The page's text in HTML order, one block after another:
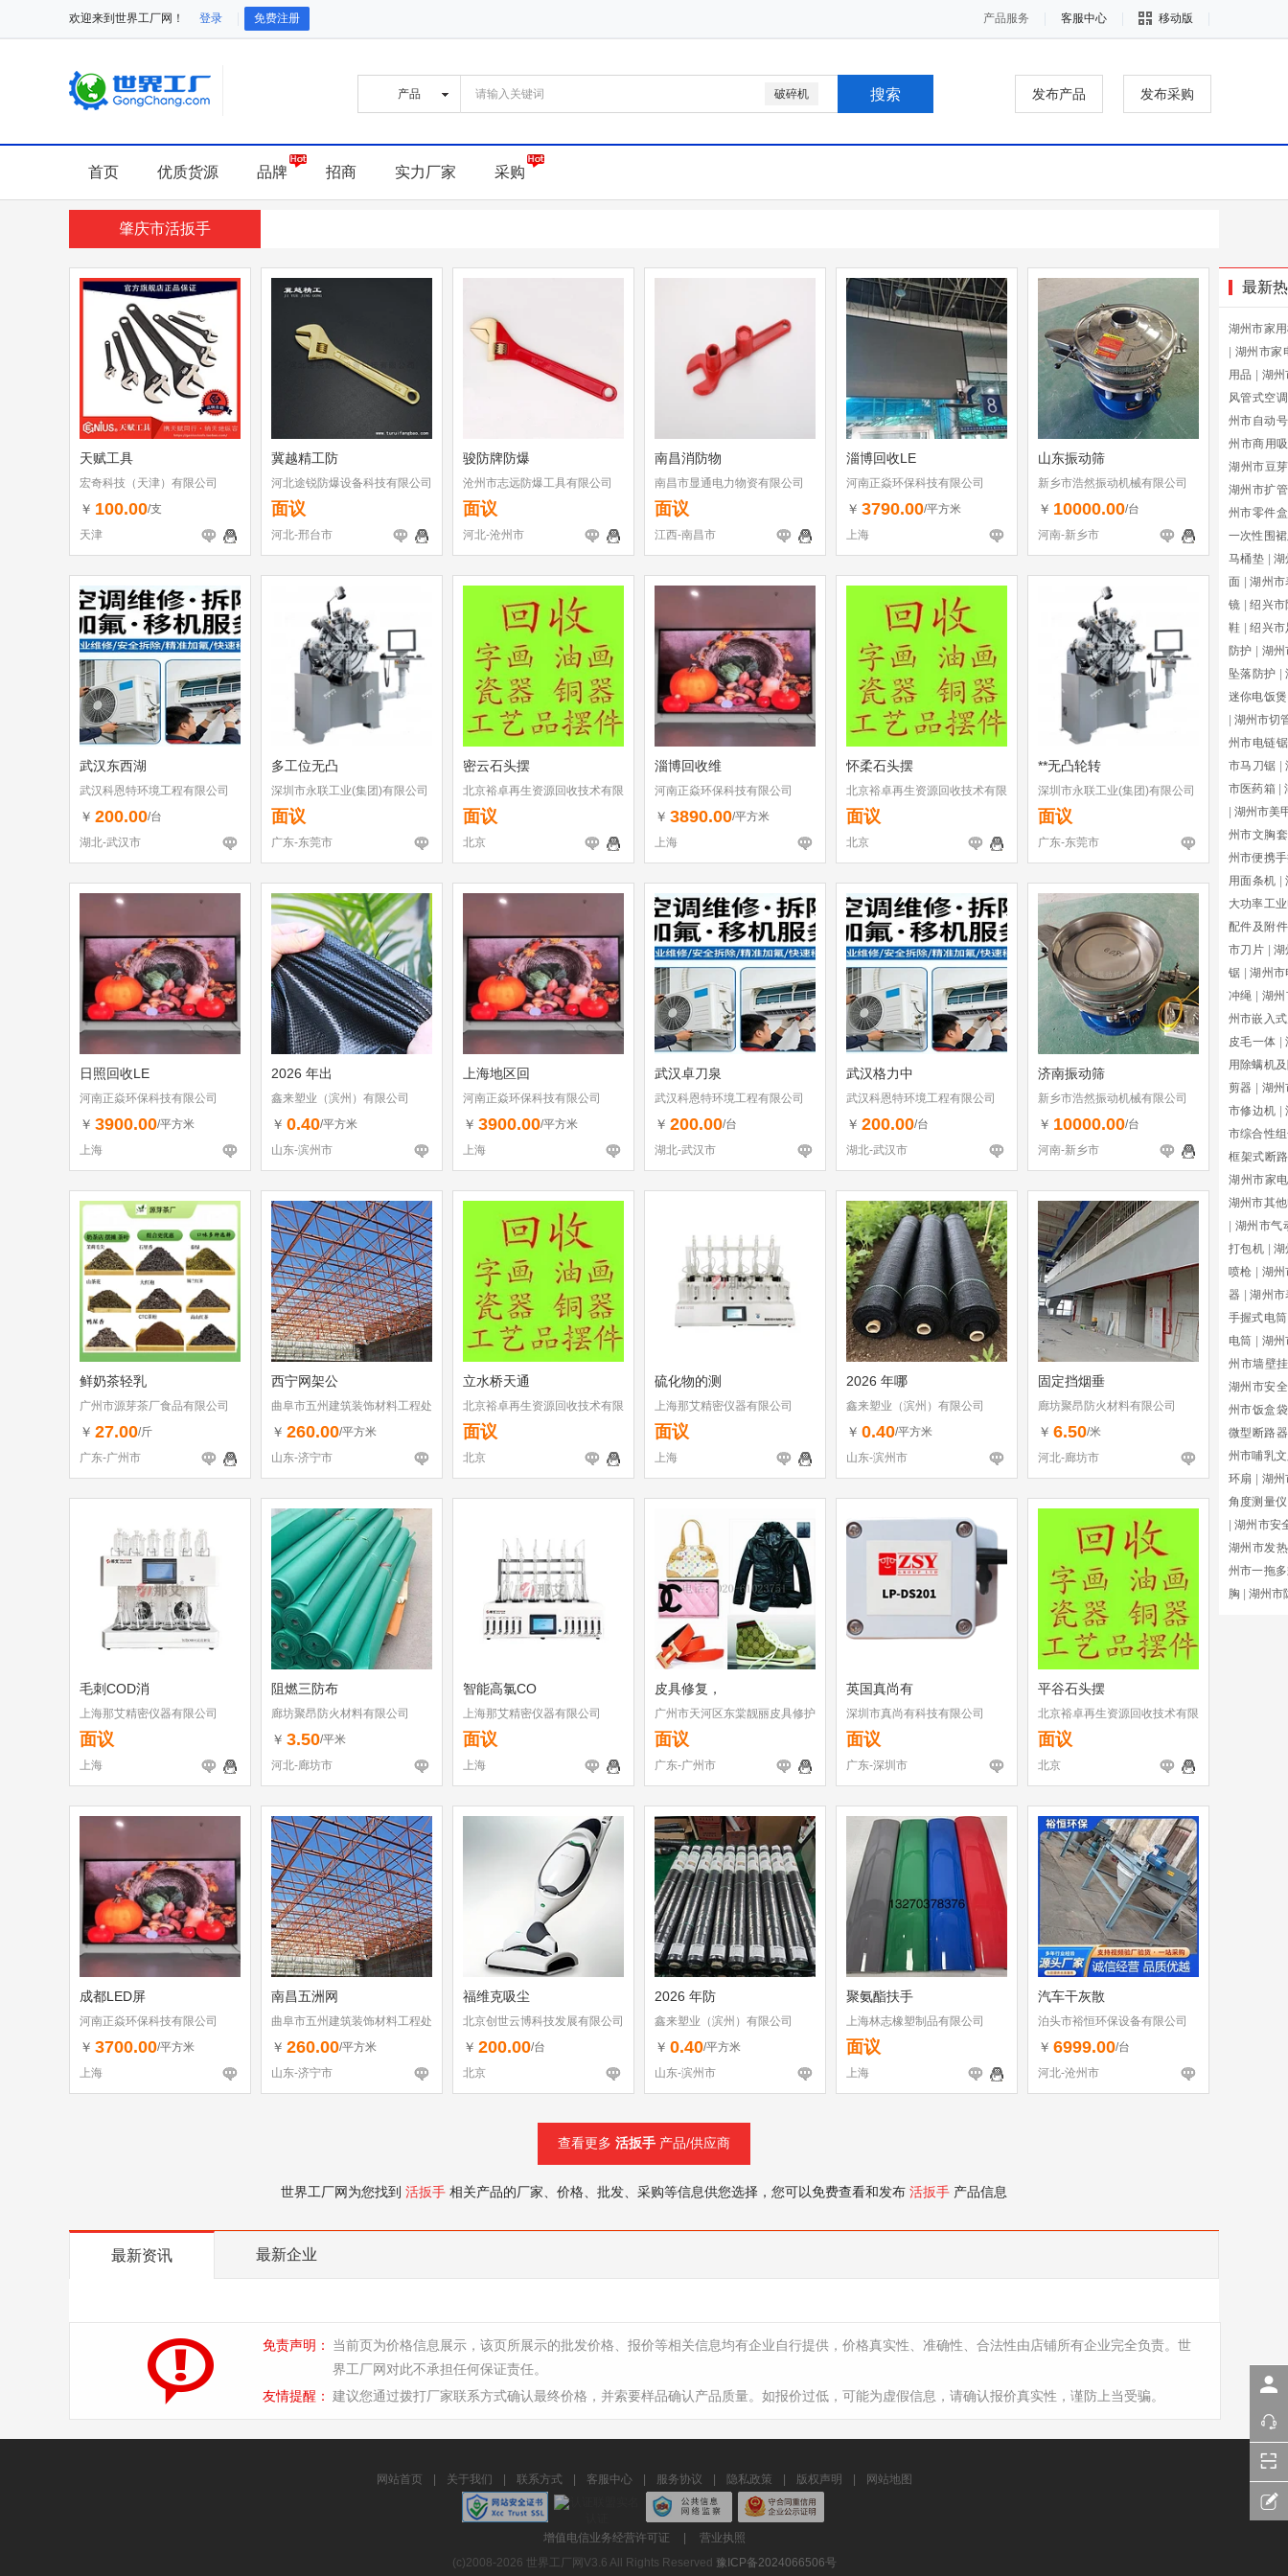
欢迎来到世界工厂网！ 登录 免费注册 产品服务 客服中心 移动版
破碎机 发布产品 发布采购
首页 优质货源 品牌 招商 实力厂家 采购
肇庆市活扳手
天赋工具
宏奇科技（天津）有限公司
￥ 100.00/支
天津
冀越精工防
河北途锐防爆设备科技有限公司
面议
河北-邢台市
骏防牌防爆
沧州市志远防爆工具有限公司
面议
河北-沧州市
南昌消防物
南昌市显通电力物资有限公司
面议
江西-南昌市
淄博回收LE
河南正焱环保科技有限公司
￥ 3790.00/平方米
上海
山东振动筛
新乡市浩然振动机械有限公司
￥ 10000.00/台
河南-新乡市
武汉东西湖
武汉科恩特环境工程有限公司
￥ 200.00/台
湖北-武汉市
多工位无凸
深圳市永联工业(集团)有限公司
东莞分公司
面议
广东-东莞市
密云石头摆
北京裕卓再生资源回收技术有限
公司
面议
北京
淄博回收维
河南正焱环保科技有限公司
￥ 3890.00/平方米
上海
怀柔石头摆
北京裕卓再生资源回收技术有限
公司
面议
北京
**无凸轮转
深圳市永联工业(集团)有限公司
东莞分公司
面议
广东-东莞市
日照回收LE
河南正焱环保科技有限公司
￥ 3900.00/平方米
上海
2026 年出
鑫来塑业（滨州）有限公司
￥ 0.40/平方米
山东-滨州市
上海地区回
河南正焱环保科技有限公司
￥ 3900.00/平方米
上海
武汉卓刀泉
武汉科恩特环境工程有限公司
￥ 200.00/台
湖北-武汉市
武汉格力中
武汉科恩特环境工程有限公司
￥ 200.00/台
湖北-武汉市
济南振动筛
新乡市浩然振动机械有限公司
￥ 10000.00/台
河南-新乡市
鲜奶茶轻乳
广州市源芽茶厂食品有限公司
￥ 27.00/斤
广东-广州市
西宁网架公
曲阜市五州建筑装饰材料工程处
￥ 260.00/平方米
山东-济宁市
立水桥天通
北京裕卓再生资源回收技术有限
公司
面议
北京
硫化物的测
上海那艾精密仪器有限公司
面议
上海
2026 年哪
鑫来塑业（滨州）有限公司
￥ 0.40/平方米
山东-滨州市
固定挡烟垂
廊坊聚昂防火材料有限公司
￥ 6.50/米
河北-廊坊市
毛刺COD消
上海那艾精密仪器有限公司
面议
上海
阻燃三防布
廊坊聚昂防火材料有限公司
￥ 3.50/平米
河北-廊坊市
智能高氯CO
上海那艾精密仪器有限公司
面议
上海
皮具修复，
广州市天河区东棠靓丽皮具修护
店
面议
广东-广州市
英国真尚有
深圳市真尚有科技有限公司
面议
广东-深圳市
平谷石头摆
北京裕卓再生资源回收技术有限
公司
面议
北京
成都LED屏
河南正焱环保科技有限公司
￥ 3700.00/平方米
上海
南昌五洲网
曲阜市五州建筑装饰材料工程处
￥ 260.00/平方米
山东-济宁市
福维克吸尘
北京创世云博科技发展有限公司
￥ 200.00/台
北京
2026 年防
鑫来塑业（滨州）有限公司
￥ 0.40/平方米
山东-滨州市
聚氨酯扶手
上海林志橡塑制品有限公司
面议
上海
汽车干灰散
泊头市裕恒环保设备有限公司
￥ 6999.00/台
河北-沧州市
查看更多 活扳手 产品/供应商
世界工厂网为您找到 活扳手 相关产品的厂家、价格、批发、采购等信息供您选择，您可以免费查看和发布 活扳手 产品信息
最新
湖州市家
湖州市家
用品
湖
风管式空调
州市自动
州市商用
湖州市豆
湖州市扩
州市零件盒
一次性围
马桶垫
湖
面
湖州市
镜
绍兴市
鞋
绍兴市
防护
湖
坠落防护
迷你电饭煲
湖州市切
州市电链锯
市马刀锯
市医药箱
湖州市美
州市文胸
州市便携
用面条机
大功率工
配件及附件
市刀片
湖
锯
湖州市
冲绳
湖
州市嵌入
皮毛一体
用除螨机
剪器
湖
市修边机
市综合性
框架式断
湖州市家
湖州市其
湖州市气
打包机
湖
喷枪
湖州
器
湖州市
手握式电筒
电筒
湖
州市墙壁
湖州市安
州市饭盒袋
微型断路器
州市哺乳
环扇
湖
角度测量仪
湖州市安
湖州市发
州市一拖
胸
湖州市
最新资讯 最新企业
免责声明：
当前页为价格信息展示，该页所展示的批发价格、报价等相关信息均有企业自行提供，价格真实性、准确性、合法性由店铺所有企业完全负责。世
界工厂网对此不承担任何保证责任。
友情提醒： 建议您通过拨打厂家联系方式确认最终价格，并索要样品确认产品质量。如报价过低，可能为虚假信息，请确认报价真实性，谨防上当受骗。
网站首页 关于我们 联系方式 客服中心 服务协议 隐私政策 版权声明 网站地图
增值电信业务经营许可证
营业执照
(c)2008-2026 世界工厂网V3.6 All Rights Reserved 豫ICP备2024066506号